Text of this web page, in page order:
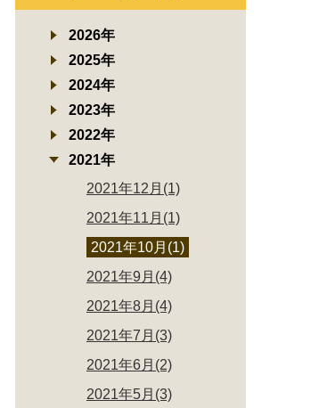
2026年
2025年
2024年
2023年
2022年
2021年
2021年12月(1)
2021年11月(1)
2021年10月(1)
2021年9月(4)
2021年8月(4)
2021年7月(3)
2021年6月(2)
2021年5月(3)